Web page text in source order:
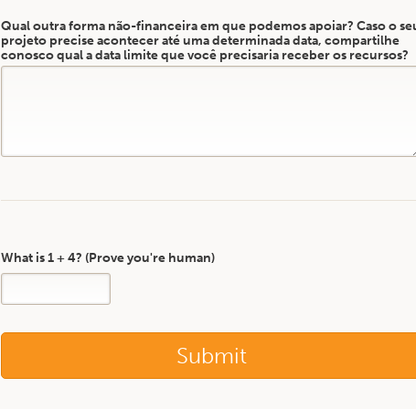
Qual outra forma não-financeira em que podemos apoiar? Caso o
projeto precise acontecer até uma determinada data, compartilhe
conosco qual a data limite que você precisaria receber os recursos?
What is 1 + 4? (Prove you're human)